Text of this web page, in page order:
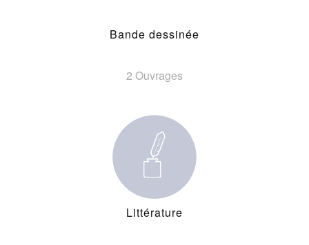
Bande dessinée
2 Ouvrages
Littérature